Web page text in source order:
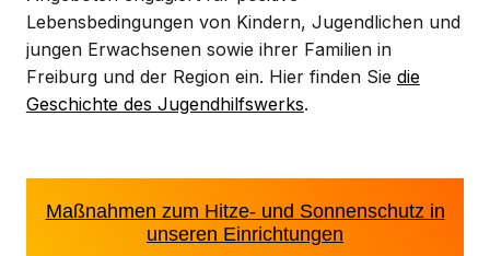
Lebensbedingungen von Kindern, Jugendlichen und
jungen Erwachsenen sowie ihrer Familien in
Freiburg und der Region ein. Hier finden Sie die
Geschichte des Jugendhilfswerks.
Maßnahmen zum Hitze- und Sonnenschutz in
unseren Einrichtungen